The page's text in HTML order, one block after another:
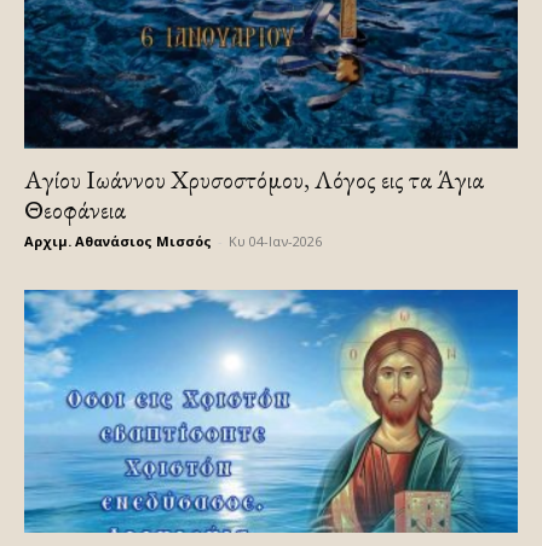
Αγίου Ιωάννου Χρυσοστόμου, Λόγος εις τα Άγια
Θεοφάνεια
Αρχιμ. Αθανάσιος Μισσός Κυ 04-Ιαν-2026